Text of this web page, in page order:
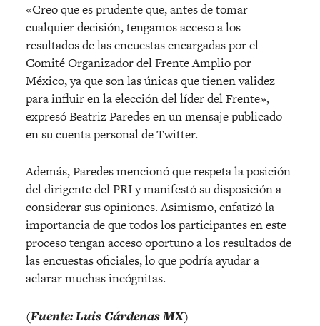
«Creo que es prudente que, antes de tomar
cualquier decisión, tengamos acceso a los
resultados de las encuestas encargadas por el
Comité Organizador del Frente Amplio por
México, ya que son las únicas que tienen validez
para influir en la elección del líder del Frente»,
expresó Beatriz Paredes en un mensaje publicado
en su cuenta personal de Twitter.
Además, Paredes mencionó que respeta la posición
del dirigente del PRI y manifestó su disposición a
considerar sus opiniones. Asimismo, enfatizó la
importancia de que todos los participantes en este
proceso tengan acceso oportuno a los resultados de
las encuestas oficiales, lo que podría ayudar a
aclarar muchas incógnitas.
(Fuente: Luis Cárdenas MX)